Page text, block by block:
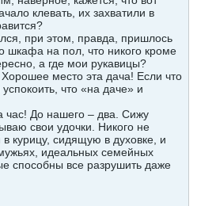
клевать, их захватили в
при этом, правда, пришлось
шкафа на пол, что никого кроме
а где мои рукавицы?
место эта дача! Если что
что «на даче» и
час! До нашего – два. Сижу
свои удочки. Никого не
курицу, сидящую в духовке, и
идеальных семейных
способны все разрушить даже